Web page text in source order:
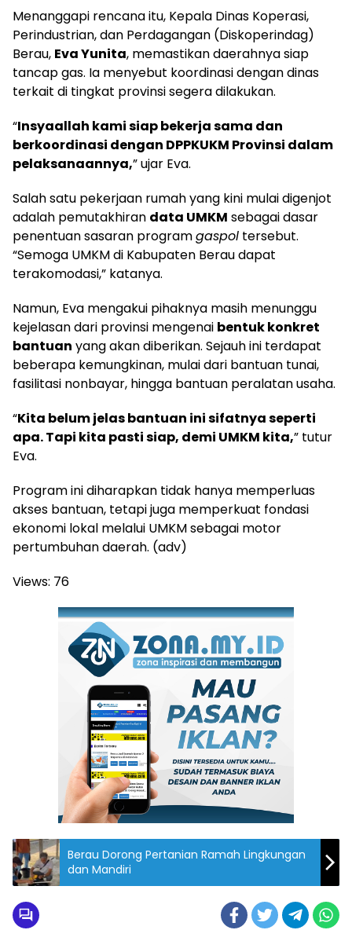
Menanggapi rencana itu, Kepala Dinas Koperasi,
Perindustrian, dan Perdagangan (Diskoperindag)
Berau, Eva Yunita, memastikan daerahnya siap
tancap gas. Ia menyebut koordinasi dengan dinas
terkait di tingkat provinsi segera dilakukan.
“Insyaallah kami siap bekerja sama dan
berkoordinasi dengan DPPKUKM Provinsi dalam
pelaksanaannya,” ujar Eva.
Salah satu pekerjaan rumah yang kini mulai digenjot
adalah pemutakhiran data UMKM sebagai dasar
penentuan sasaran programgaspol tersebut.
“Semoga UMKM di Kabupaten Berau dapat
terakomodasi,” katanya.
Namun, Eva mengakui pihaknya masih menunggu
kejelasan dari provinsi mengenai bentuk konkret
bantuan yang akan diberikan. Sejauh ini terdapat
beberapa kemungkinan, mulai dari bantuan tunai,
fasilitasi nonbayar, hingga bantuan peralatan usaha.
“Kita belum jelas bantuan ini sifatnya seperti
apa. Tapi kita pasti siap, demi UMKM kita,” tutur
Eva.
Program ini diharapkan tidak hanya memperluas
akses bantuan, tetapi juga memperkuat fondasi
ekonomi lokal melalui UMKM sebagai motor
pertumbuhan daerah. (adv)
Views: 76
Berau Dorong Pertanian Ramah Lingkungan
dan Mandiri